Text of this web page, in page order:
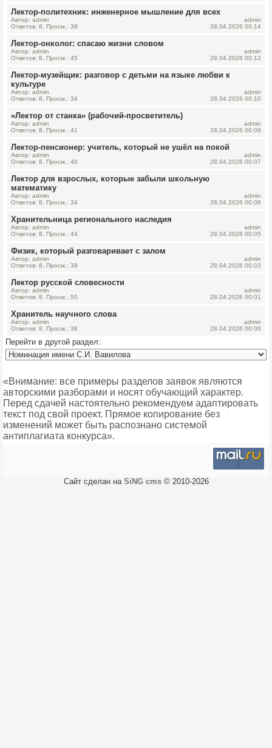
Лектор-политехник: инженерное мышление для всех
Автор: admin
Ответов: 8, Просм.: 39
admin
28.04.2026 00:14
Лектор-онколог: спасаю жизни словом
Автор: admin
Ответов: 8, Просм.: 45
admin
28.04.2026 00:12
Лектор-музейщик: разговор с детьми на языке любви к
культуре
Автор: admin
Ответов: 8, Просм.: 34
admin
28.04.2026 00:10
«Лектор от станка» (рабочий-просветитель)
Автор: admin
Ответов: 8, Просм.: 41
admin
28.04.2026 00:09
Лектор-пенсионер: учитель, который не ушёл на покой
Автор: admin
Ответов: 8, Просм.: 46
admin
28.04.2026 00:07
Лектор для взрослых, которые забыли школьную
математику
Автор: admin
Ответов: 8, Просм.: 34
admin
28.04.2026 00:06
Хранительница регионального наследия
Автор: admin
Ответов: 8, Просм.: 44
admin
28.04.2026 00:05
Физик, который разговаривает с залом
Автор: admin
Ответов: 8, Просм.: 39
admin
28.04.2026 00:03
Лектор русской словесности
Автор: admin
Ответов: 8, Просм.: 50
admin
28.04.2026 00:01
Хранитель научного слова
Автор: admin
Ответов: 8, Просм.: 38
admin
28.04.2026 00:00
Перейти в другой раздел:
«Внимание: все примеры разделов заявок являются
авторскими разборами и носят обучающий характер.
Перед сдачей настоятельно рекомендуем адаптировать
текст под свой проект. Прямое копирование без
изменений может быть распознано системой
антиплагиата конкурса».
Сайт сделан на SiNG cms© 2010-2026